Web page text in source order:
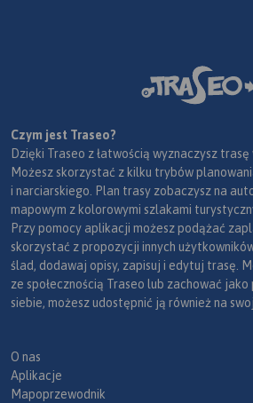
Czym jest Traseo?
Dzięki Traseo z łatwością wyznaczysz
Możesz skorzystać z kilku trybów
i narciarskiego. Plan trasy zobaczysz na
mapowym z kolorowymi szlakami
Przy pomocy aplikacji możesz podążać
skorzystać z propozycji innych
ślad, dodawaj opisy, zapisuj i edytuj trasę.
ze społecznością Traseo lub zachować
siebie, możesz udostępnić ją również na
O nas
Aplikacje
Mapoprzewodnik